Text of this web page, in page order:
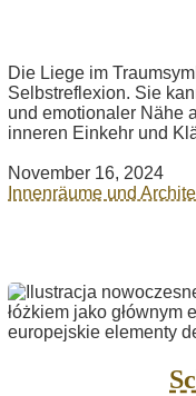
Die Liege im
Selbstreflexion. Sie
und emotionaler Nähe
inneren Einkehr und
November 16, 2024
Innenräume und